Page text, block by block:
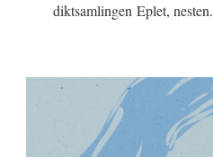
diktsamlingen Eplet, nesten.